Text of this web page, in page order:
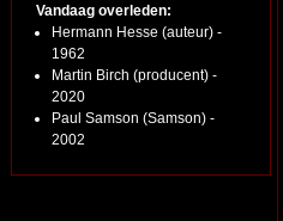
Vandaag overleden:
Hermann Hesse (auteur) -
1962
Martin Birch (producent) -
2020
Paul Samson (Samson) -
2002